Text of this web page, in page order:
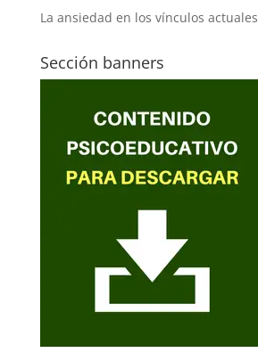
La ansiedad en los vínculos actuales
Sección banners